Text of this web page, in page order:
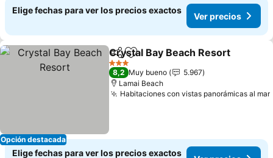
Elige fechas para ver los precios exactos
Ver precios
Opción destacada
CompartirAgregar a favoritos
Crystal Bay Beach Resort
3 Estrellas
8,2 Muy bueno
5.967
Lamai Beach
Habitaciones con vistas panorámicas al mar
Elige fechas para ver los precios exactos